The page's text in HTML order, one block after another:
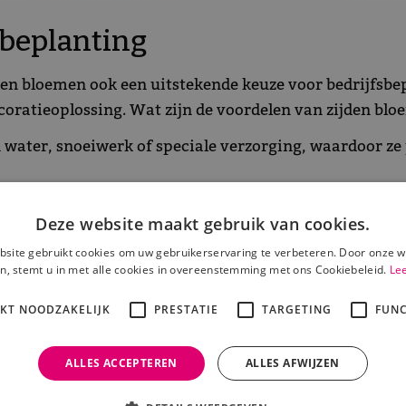
bloemen ook een uitstekende keuze voor
Wat zijn de voordelen van zijden
snoeiwerk of speciale verzorging, waardoor
bloemen, die snel verwelken, behouden zijden
decoratieoplossing zijn voor bedrijven.
pollen afgeven, zijn ze een geschikte keuze voor
gebruikt om een uitnodigende en professionele
kun je de uitstraling van jouw
Deze website maakt gebruik van cookies.
gebruikt cookies om uw gebruikerservaring te verbeteren. Door onze
stemt u in met alle cookies in overeenstemming met ons Cookiebeleid.
NOODZAKELIJK PRESTATIE TARGETING
ALLES ACCEPTEREN ALLES AFWIJZEN